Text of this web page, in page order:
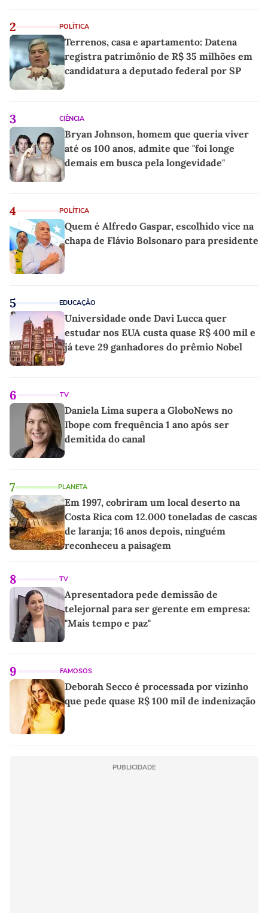
2 POLÍTICA
Terrenos, casa e apartamento: Datena
registra patrimônio de R$ 35 milhões em
candidatura a deputado federal por SP
3 CIÊNCIA
Bryan Johnson, homem que queria viver
até os 100 anos, admite que "foi longe
demais em busca pela longevidade"
4 POLÍTICA
Quem é Alfredo Gaspar, escolhido vice na
chapa de Flávio Bolsonaro para presidente
5 EDUCAÇÃO
Universidade onde Davi Lucca quer
estudar nos EUA custa quase R$ 400 mil e
já teve 29 ganhadores do prêmio Nobel
6 TV
Daniela Lima supera a GloboNews no
Ibope com frequência 1 ano após ser
demitida do canal
7 PLANETA
Em 1997, cobriram um local deserto na
Costa Rica com 12.000 toneladas de cascas
de laranja; 16 anos depois, ninguém
reconheceu a paisagem
8 TV
Apresentadora pede demissão de
telejornal para ser gerente em empresa:
"Mais tempo e paz"
9 FAMOSOS
Deborah Secco é processada por vizinho
que pede quase R$ 100 mil de indenização
PUBLICIDADE